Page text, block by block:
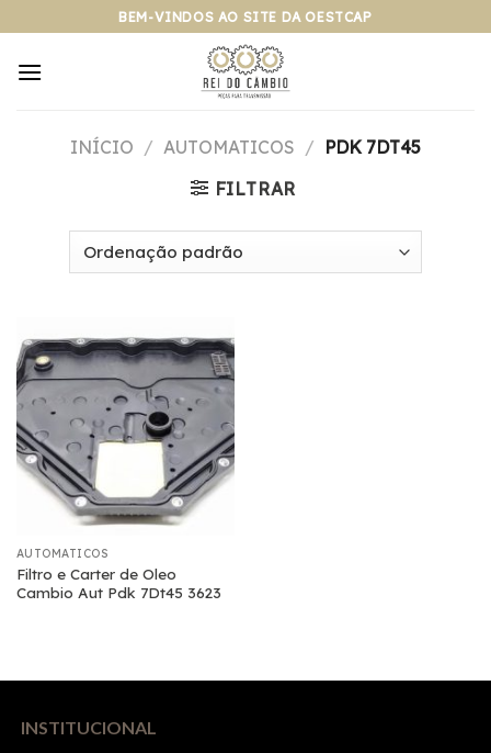
para
BEM-VINDOS AO SITE DA OESTCAP
INÍCIO / AUTOMATICOS / PDK 7DT45
FILTRAR
AUTOMATICOS
Filtro e Carter de Oleo
Cambio Aut Pdk 7Dt45 3623
INSTITUCIONAL